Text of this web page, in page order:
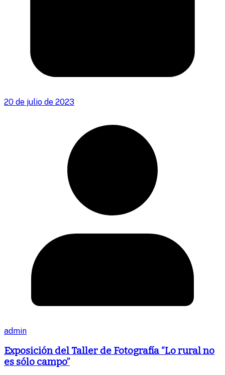
20 de julio de 2023
admin
Exposición del Taller de Fotografía “Lo rural no
es sólo campo”